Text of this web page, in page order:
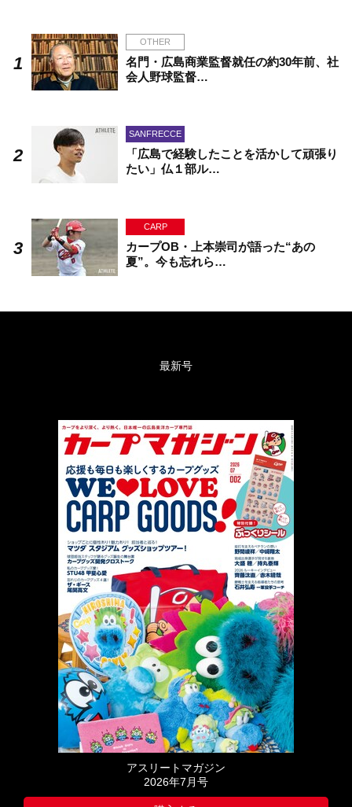
OTHER
名門・広島商業監督就任の約30年前、社
会人野球監督…
SANFRECCE
「広島で経験したことを活かして頑張り
たい」仏１部ル…
CARP
カープOB・上本崇司が語った“あの
夏”。今も忘れら…
最新号
アスリートマガジン
2026年7月号